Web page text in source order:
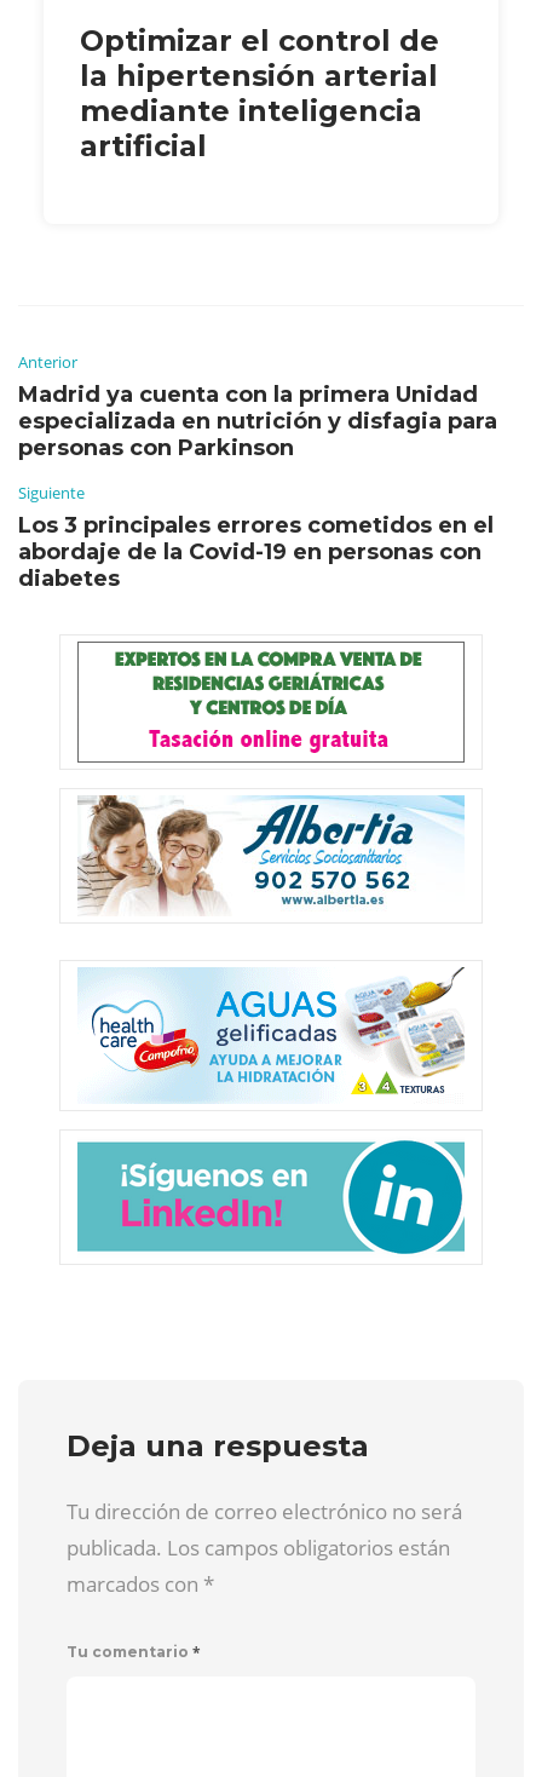
Optimizar el control de
la hipertensión arterial
mediante inteligencia
artificial
Anterior
Madrid ya cuenta con la primera Unidad
especializada en nutrición y disfagia para
personas con Parkinson
Siguiente
Los 3 principales errores cometidos en el
abordaje de la Covid-19 en personas con
diabetes
Deja una respuesta
Tu dirección de correo electrónico no será
publicada. Los campos obligatorios están
marcados con *
Tu comentario *